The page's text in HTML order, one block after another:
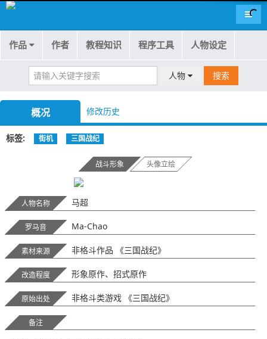
导航
作品 作者 教程知识 程序工具 人物设定
人物 搜索
概况 修改历史
标签 街机 三国战纪
战斗形象 头像立绘
人物名称 马超
罗马音 Ma-Chao
素材来源 非格斗作品 《三国战纪》
改造程度 形象原作、招式原作
原始出处 非格斗类游戏 《三国战纪》
备注